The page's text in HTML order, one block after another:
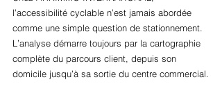
l’accessibilité cyclable n’est jamais abordée
comme une simple question de stationnement.
L’analyse démarre toujours par la cartographie
complète du parcours client, depuis son
domicile jusqu’à sa sortie du centre commercial.